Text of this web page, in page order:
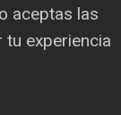
aceptas las
experiencia